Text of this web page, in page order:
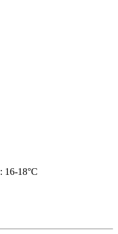
: 16-18°C